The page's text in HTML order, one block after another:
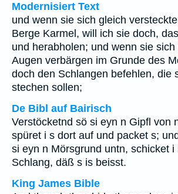
Modernisiert Text
und wenn sie sich gleich
Berge Karmel, will ich sie doch,
und herabholen; und wenn sie sich
Augen verbärgen im Grunde des
doch den Schlangen befehlen, die
stechen sollen;
De Bibl auf Bairisch
Verstöcketnd sö si eyn n Gipfl von
spüret i s dort auf und packet s;
si eyn n Mörsgrund untn, schicket i
Schlang, däß s is beisst.
King James Bible